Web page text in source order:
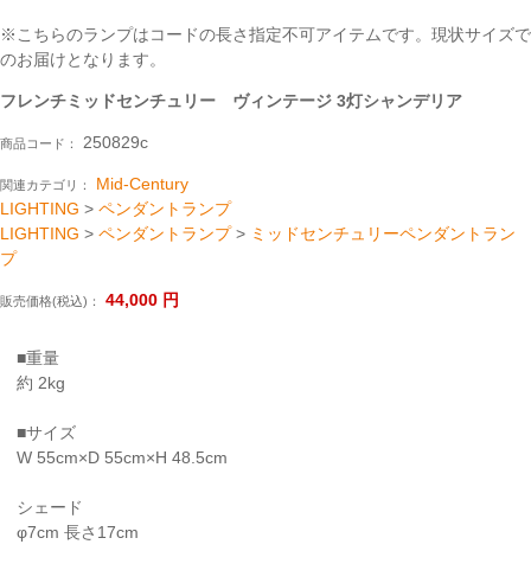
※こちらのランプはコードの長さ指定不可アイテムです。現状サイズで
のお届けとなります。
フレンチミッドセンチュリー ヴィンテージ 3灯シャンデリア
商品コード： 250829c
関連カテゴリ：
Mid-Century
LIGHTING > ペンダントランプ
LIGHTING > ペンダントランプ> ミッドセンチュリーペンダントラン
プ
販売価格(税込)： 44,000 円
■重量
約 2kg
■サイズ
W 55cm×D 55cm×H 48.5cm
シェード
φ7cm 長さ17cm